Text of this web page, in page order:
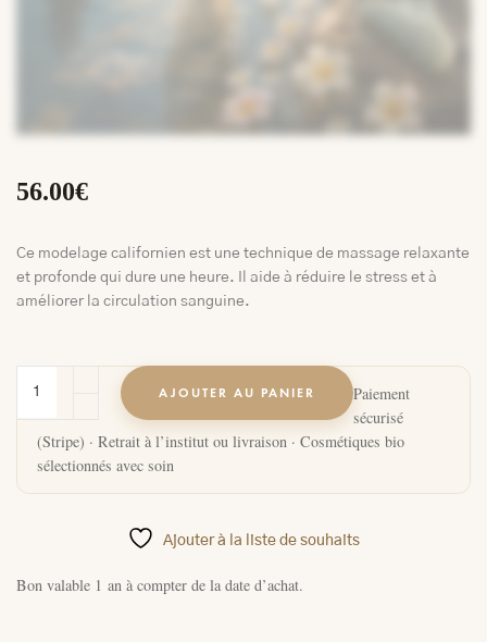
56.00€
Ce modelage californien est une technique de massage relaxante
et profonde qui dure une heure. Il aide à réduire le stress et à
améliorer la circulation sanguine.
AJOUTER AU PANIER
Paiement
sécurisé
(Stripe) · Retrait à l’institut ou livraison · Cosmétiques bio
sélectionnés avec soin
Ajouter à la liste de souhaits
Bon valable 1 an à compter de la date d’achat.